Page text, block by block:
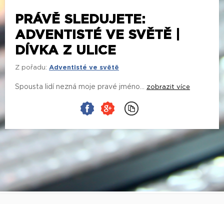
PRÁVĚ SLEDUJETE:
ADVENTISTÉ VE SVĚTĚ |
DÍVKA Z ULICE
Z pořadu: Adventisté ve světě
Spousta lidí nezná moje pravé jméno... zobrazit více